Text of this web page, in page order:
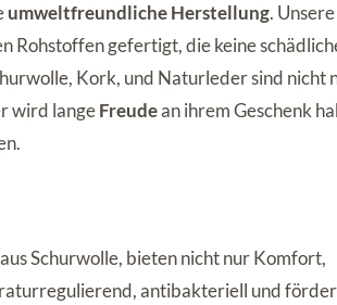
umweltfreundliche Herstellung. Unsere
Rohstoffen gefertigt, die keine
Kork, und Naturleder sind nicht
wird langeFreudean ihrem Geschenk
Schurwolle, bieten nicht nur Komfort,
antibakteriell und